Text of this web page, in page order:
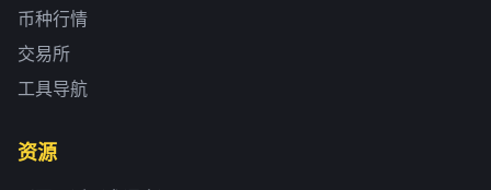
币种行情
交易所
工具导航
资源